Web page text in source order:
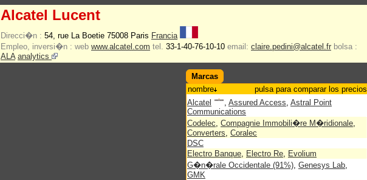
Alcatel Lucent
Direcci�n : 54, rue La Boetie 75008 Paris Francia
Empleo, inversi�n : web www.alcatel.com tel. 33-1-40-76-10-10 email: claire.pedini@alcatel.fr bolsa :
ALA analytics
Marcas
nombre
pulsa para comparar los precios
Alcatel
, Assured Access, Astral Point
Communications
Codelec, Compagnie Immobili�re M�ridionale,
Converters, Coralec
DSC
Electro Banque, Electro Re, Evolium
G�n�rale Occidentale (91%), Genesys Lab,
GMK